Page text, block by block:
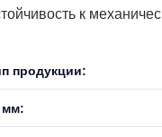
к
продукции:
мм: